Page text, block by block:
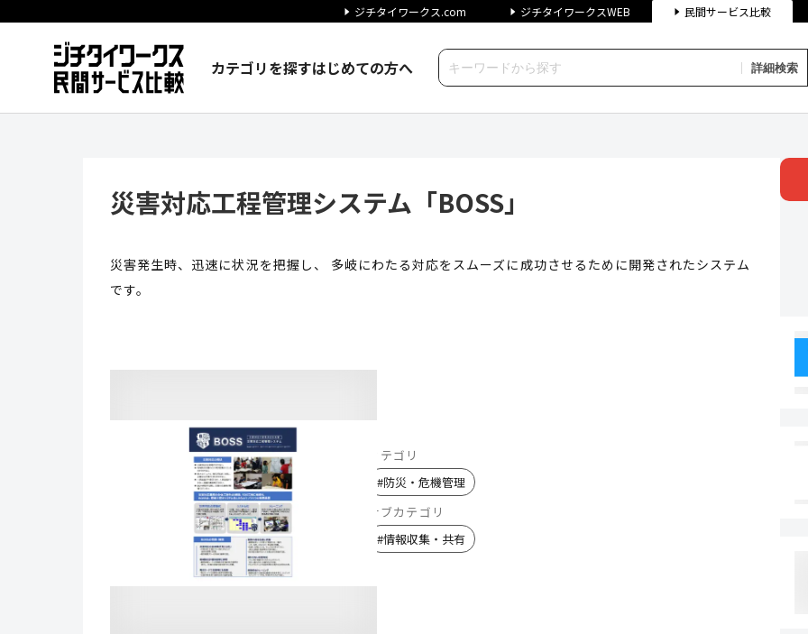
ジチタイワークス.com ジチタイワークスWEB 民間サービス比較
カテゴリを探すはじめての方へ 詳細検索
災害対応工程管理システム「BOSS」
災害発生時、迅速に状況を把握し、 多岐にわたる対応をスムーズに成功させるために開発されたシステム
です。
カテゴリ
#防災・危機管理
サブカテゴリ
#情報収集・共有